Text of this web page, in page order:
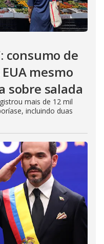
consumo de
mesmo
sobre salada
mais de 12 mil
incluindo duas